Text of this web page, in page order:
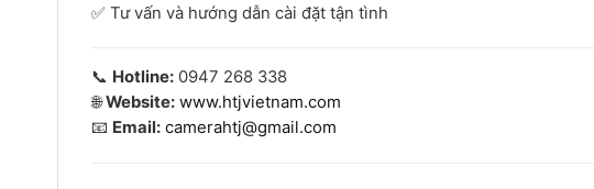
✅ Tư vấn và hướng dẫn cài đặt tận tình
📞 Hotline: 0947 268 338
🌐Website: www.htjvietnam.com
📧 Email: camerahtj@gmail.com